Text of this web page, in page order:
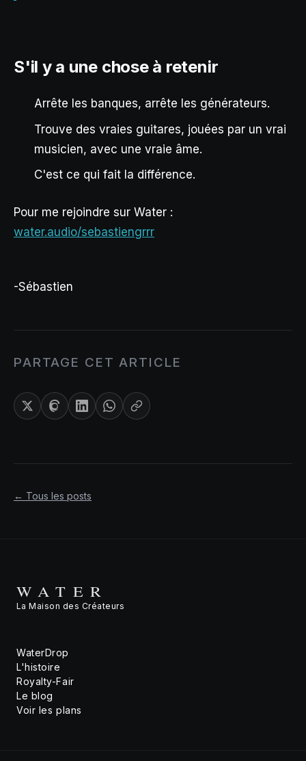
S'il y a une chose à retenir
Arrête les banques, arrête les générateurs.
Trouve des vraies guitares, jouées par un vrai
musicien, avec une vraie âme.
C'est ce qui fait la différence.
Pour me rejoindre sur Water :
water.audio/sebastiengrrr
-Sébastien
PARTAGE CET ARTICLE
← Tous les posts
WATER
La Maison des Créateurs
WaterDrop
L'histoire
Royalty-Fair
Le blog
Voir les plans